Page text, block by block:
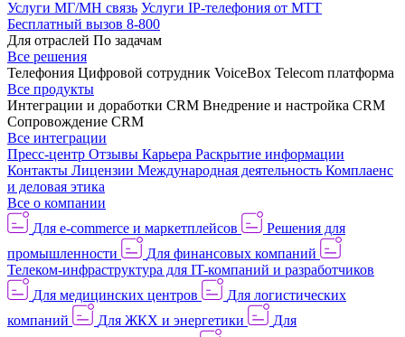
Услуги МГ/МН связь Услуги IP-телефония от МТТ
Бесплатный вызов 8-800
Для отраслей По задачам
Все решения
Телефония Цифровой сотрудник VoiceBox Telecom платформа
Все продукты
Интеграции и доработки CRM Внедрение и настройка CRM
Сопровождение CRM
Все интеграции
Пресс-центр Отзывы Карьера Раскрытие информации
Контакты Лицензии Международная деятельность Комплаенс
и деловая этика
Все о компании
Для e-commerce и маркетплейсов
Решения для
промышленности
Для финансовых компаний
Телеком-инфраструктура для IT-компаний и разработчиков
Для медицинских центров
Для логистических
компаний
Для ЖКХ и энергетики
Для